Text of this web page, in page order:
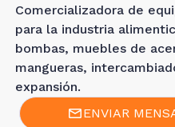
Comercializadora de
para la industria
bombas, muebles de
mangueras,
expansión.
ENVIAR